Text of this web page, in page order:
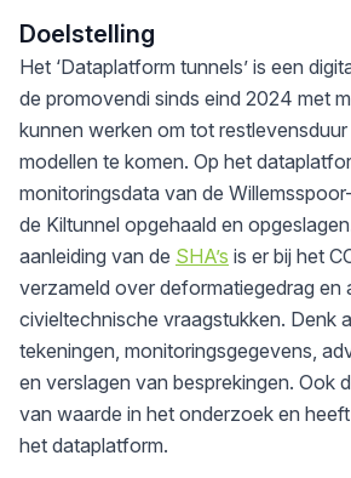
Doelstelling
Het ‘Dataplatform tunnels’ is een
de promovendi sinds eind 2024 met
kunnen werken om tot
modellen te komen. Op het
monitoringsdata van de
de Kiltunnel opgehaald en
aanleiding van de SHA’s is er bij het
verzameld over deformatiegedrag en
civieltechnische vraagstukken. Denk
tekeningen, monitoringsgegevens,
en verslagen van besprekingen. Ook
van waarde in het onderzoek en
het dataplatform.